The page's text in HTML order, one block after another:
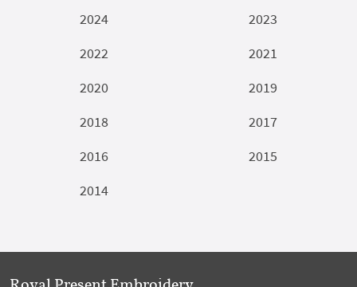
2024
2023
2022
2021
2020
2019
2018
2017
2016
2015
2014